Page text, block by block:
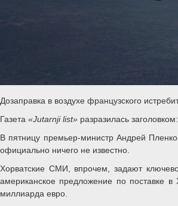
Дозаправка в воздухе французского
Газета «Jutarnji list» разразилась
В пятницу премьер-министр Андрей
официально ничего не известно.
Хорватские СМИ, впрочем, задают
американское предложение по поставке
миллиарда евро.